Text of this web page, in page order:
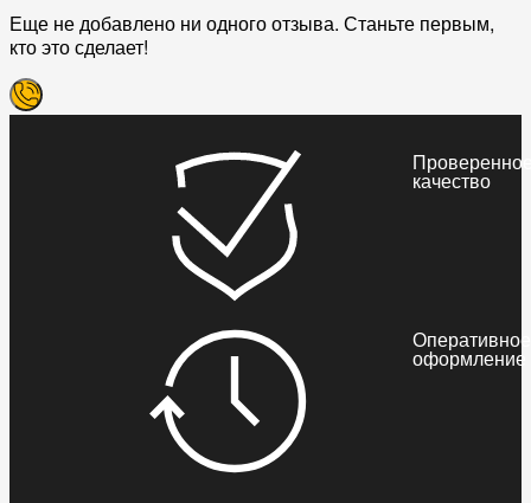
Еще не добавлено ни одного отзыва. Станьте первым,
кто это сделает!
качество
Оперативное
оформление